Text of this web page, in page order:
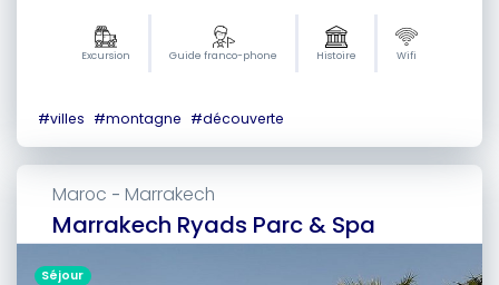
Excursion Guide franco-phone Histoire Wifi
#villes #montagne #découverte
Marrakech Ryads Parc & Spa
Maroc - Marrakech
Séjour